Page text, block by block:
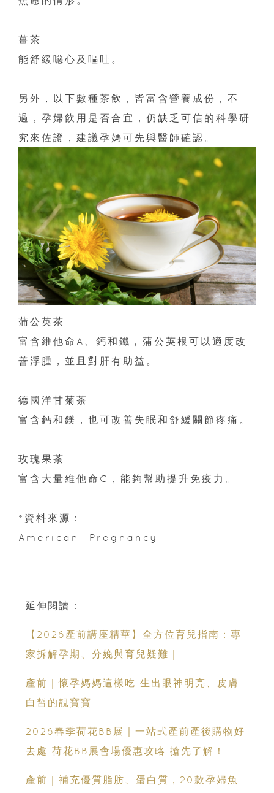
薑茶
能舒緩噁心及嘔吐。
另外，以下數種茶飲，皆富含營養成份，不
過，孕婦飲用是否合宜，仍缺乏可信的科學研
究來佐證，建議孕媽可先與醫師確認。
蒲公英茶
富含維他命A、鈣和鐵，蒲公英根可以適度改
善浮腫，並且對肝有助益。
德國洋甘菊茶
富含鈣和鎂，也可改善失眠和舒緩關節疼痛。
玫瑰果茶
富含大量維他命C，能夠幫助提升免疫力。
*資料來源：
American Pregnancy
延伸閱讀 :
【2026產前講座精華】全方位育兒指南：專
家拆解孕期、分娩與育兒疑難｜
產前｜懷孕媽媽這樣吃 生出眼神明亮、皮膚
白皙的靚寶寶
2026春季荷花BB展｜一站式產前產後購物好
去處 荷花BB展會場優惠攻略 搶先了解！
產前｜補充優質脂肪、蛋白質，20款孕婦魚